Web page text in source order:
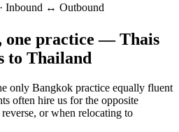
Inbound ↔ Outbound
one practice — Thais
to Thailand
only Bangkok practice equally fluent
often hire us for the opposite
or when relocating to